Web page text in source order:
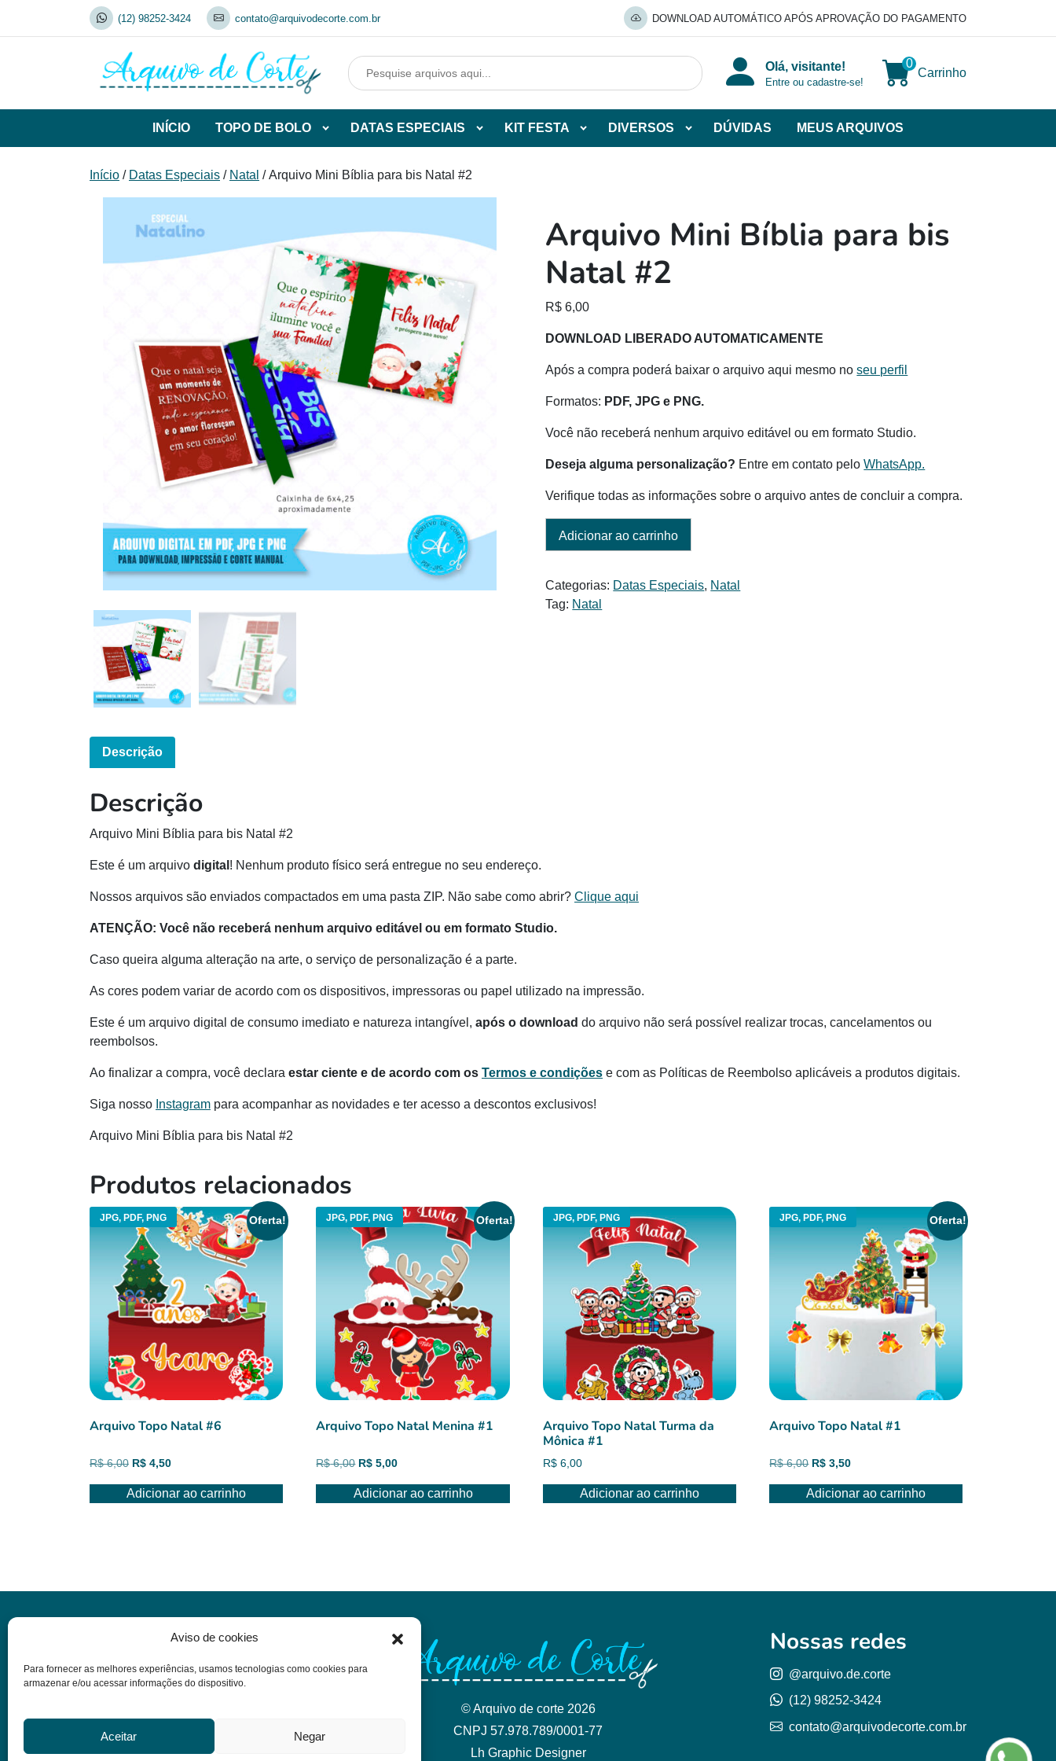
Aviso de cookies
Para fornecer as melhores experiências, usamos tecnologias como cookies para
armazenar e/ou acessar informações do dispositivo.
Aceitar Negar
(12) 98252-3424 contato@arquivodecorte.com.br DOWNLOAD AUTOMÁTICO APÓS APROVAÇÃO DO PAGAMENTO
Olá, visitante!
Entre ou cadastre-se!
0
Carrinho
INÍCIO TOPO DE BOLO
de
BOLO
DATAS ESPECIAIS KIT FESTA DIVERSOS DÚVIDAS MEUS ARQUIVOS
Início / Datas Especiais / Natal / Arquivo Mini Bíblia para bis Natal #2
Arquivo Mini Bíblia para bis
Natal #2
R$ 6,00
DOWNLOAD LIBERADO AUTOMATICAMENTE
Após a compra poderá baixar o arquivo aqui mesmo noseu perfil
Formatos: PDF, JPG e PNG.
Você não receberá nenhum arquivo editável ou em formato Studio.
Deseja alguma personalização? Entre em contato peloWhatsApp.
Verifique todas as informações sobre o arquivo antes de concluir a compra.
Adicionar ao carrinho
Categorias: Datas Especiais, Natal
Tag: Natal
Descrição
Descrição
Arquivo Mini Bíblia para bis Natal #2
Este é um arquivo digital ! Nenhum produto físico será entregue no seu endereço.
Nossos arquivos são enviados compactados em uma pasta ZIP. Não sabe como abrir? Clique aqui
ATENÇÃO: Você não receberá nenhum arquivo editável ou em formato Studio.
Caso queira alguma alteração na arte, o serviço de personalização é a parte.
As cores podem variar de acordo com os dispositivos, impressoras ou papel utilizado na impressão.
Este é um arquivo digital de consumo imediato e natureza intangível, após o download do arquivo não será possível realizar trocas, cancelamentos ou
reembolsos.
Ao finalizar a compra, você declara estar ciente e de acordo com os Termos e condições e com as Políticas de Reembolso aplicáveis a produtos digitais.
Siga nosso Instagram para acompanhar as novidades e ter acesso a descontos exclusivos!
Arquivo Mini Bíblia para bis Natal #2
Produtos relacionados
JPG, PDF, PNG Oferta!
Arquivo Topo Natal #6
R$6,00 O
original
R$ 4,50O
atual
Adicionar ao carrinho
JPG, PDF, PNG Oferta!
Arquivo Topo Natal Menina #1
R$6,00 O
original
R$ 5,00O
atual
Adicionar ao carrinho
JPG, PDF, PNG
Arquivo Topo Natal Turma da
Mônica #1
R$6,00
Adicionar ao carrinho
JPG, PDF, PNG Oferta!
Arquivo Topo Natal #1
R$6,00 O
original
R$ 3,50O
atual
Adicionar ao carrinho
Informações
Dúvidas
Política de privacidade
© Arquivo de corte 2026
CNPJ 57.978.789/0001-77
Lh Graphic Designer
Nossas redes
@arquivo.de.corte
(12) 98252-3424
contato@arquivodecorte.com.br